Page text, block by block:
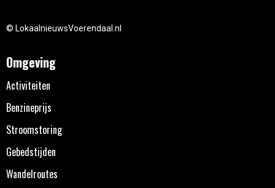
© LokaalnieuwsVoerendaal.nl
Omgeving
Activiteiten
Benzineprijs
Stroomstoring
Gebedstijden
Wandelroutes